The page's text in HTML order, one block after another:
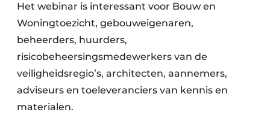
Het webinar is interessant voor Bouw en
Woningtoezicht, gebouweigenaren,
beheerders, huurders,
risicobeheersingsmedewerkers van de
veiligheidsregio’s, architecten, aannemers,
adviseurs en toeleveranciers van kennis en
materialen.